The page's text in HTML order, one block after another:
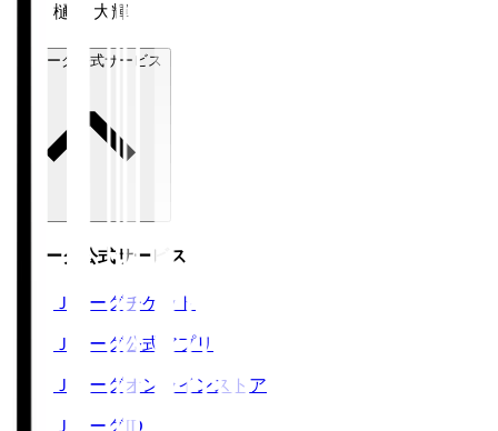
樋口 大輝
Ｊリーグ公式サービス
Ｊリーグ公式サービス
Ｊリーグチケット
Ｊリーグ公式アプリ
Ｊリーグオンラインストア
ＪリーグID